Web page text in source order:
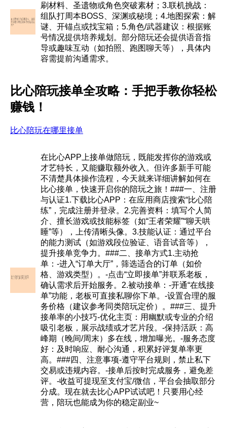
刷材料、圣遗物或角色突破素材；3.联机挑战：
组队打周本BOSS、深渊或秘境；4.地图探索：解
谜、开锚点或找宝箱；5.角色/武器建议：根据账
号情况提供培养规划。部分陪玩还会提供语音指
导或趣味互动（如拍照、跑图聊天等），具体内
容需提前沟通需求。
比心陪玩接单全攻略：手把手教你轻松
赚钱！
比心陪玩在哪里接单
在比心APP上接单做陪玩，既能发挥你的游戏或
才艺特长，又能赚取额外收入。但许多新手可能
不清楚具体操作流程，今天就来详细讲解如何在
比心接单，快速开启你的陪玩之旅！###一、注册
与认证1.下载比心APP：在应用商店搜索“比心陪
练”，完成注册并登录。2.完善资料：填写个人简
介、擅长游戏或技能标签（如“王者荣耀”“聊天哄
睡”等），上传清晰头像。3.技能认证：通过平台
的能力测试（如游戏段位验证、语音试音等），
提升接单竞争力。###二、接单方式1.主动抢
单：-进入“订单大厅”，筛选适合的订单（如价
格、游戏类型）。-点击“立即接单”并联系老板，
确认需求后开始服务。2.被动接单：-开通“在线接
单”功能，老板可直接私聊你下单。-设置合理的服
务价格（建议参考同类陪玩定价）。###三、提升
接单率的小技巧-优化主页：用幽默或专业的介绍
吸引老板，展示战绩或才艺片段。-保持活跃：高
峰期（晚间/周末）多在线，增加曝光。-服务态度
好：及时响应、耐心沟通，积累好评复单率更
高。###四、注意事项-遵守平台规则，禁止私下
交易或违规内容。-接单后按时完成服务，避免差
评。-收益可提现至支付宝/微信，平台会抽取部分
分成。现在就去比心APP试试吧！只要用心经
营，陪玩也能成为你的稳定副业~